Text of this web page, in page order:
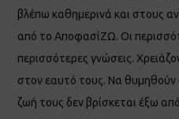
βλέπω καθημερινά και στους
από το ΑποφασίΖΩ. Οι
περισσότερες γνώσεις.
στον εαυτό τους. Να θυμηθούν
ζωή τους δεν βρίσκεται έξω